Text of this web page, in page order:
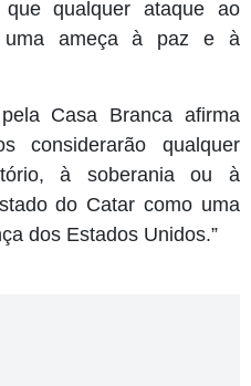
qualquer ataque ao
uma ameça à paz e à
Casa Branca afirma
considerarão qualquer
à soberania ou à
do Catar como uma
dos Estados Unidos.”